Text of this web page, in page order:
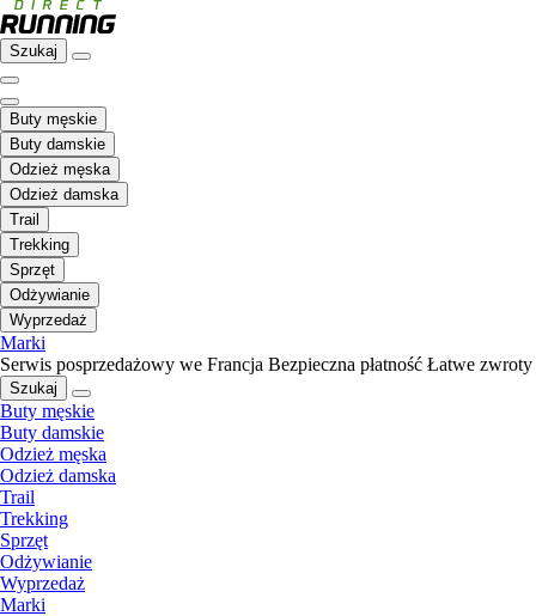
Szukaj
Buty męskie
Buty damskie
Odzież męska
Odzież damska
Trail
Trekking
Sprzęt
Odżywianie
Wyprzedaż
Marki
Serwis posprzedażowy we Francja Bezpieczna płatność Łatwe zwroty
Szukaj
Buty męskie
Buty damskie
Odzież męska
Odzież damska
Trail
Trekking
Sprzęt
Odżywianie
Wyprzedaż
Marki